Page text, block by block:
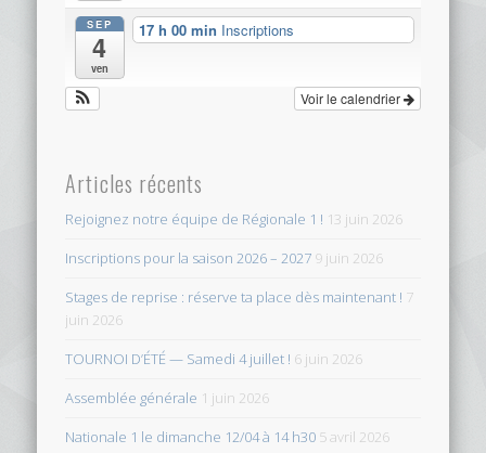
SEP
4
ven
17 h 00 min Inscriptions
Voir le calendrier
Articles récents
Rejoignez notre équipe de Régionale 1 ! 13 juin 2026
Inscriptions pour la saison 2026 – 2027 9 juin 2026
Stages de reprise : réserve ta place dès maintenant ! 7
juin 2026
TOURNOI D’ÉTÉ — Samedi 4 juillet ! 6 juin 2026
Assemblée générale 1 juin 2026
Nationale 1 le dimanche 12/04 à 14 h30 5 avril 2026